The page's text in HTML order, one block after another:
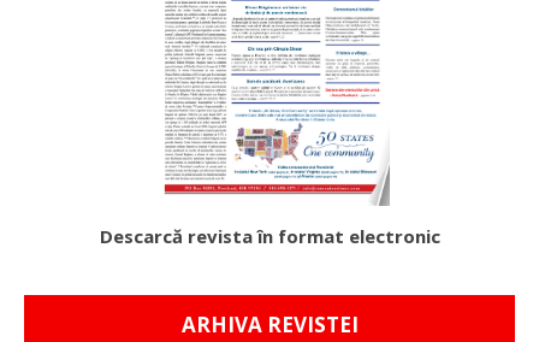
Descarcă revista în format electronic
ARHIVA REVISTEI